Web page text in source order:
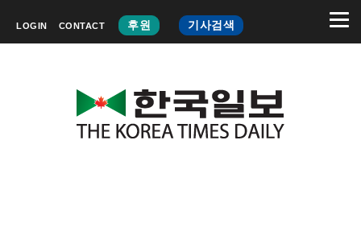
LOGIN CONTACT 후원 기사검색